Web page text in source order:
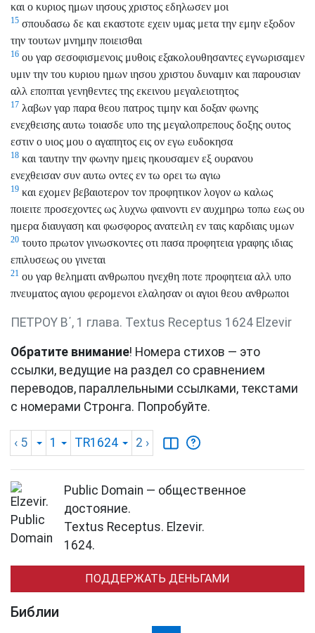
και ο κυριος ημων ιησους χριστος εδηλωσεν μοι
15 σπουδασω δε και εκαστοτε εχειν υμας μετα την εμην εξοδον
την τουτων μνημην ποιεισθαι
16 ου γαρ σεσοφισμενοις μυθοις εξακολουθησαντες εγνωρισαμεν
υμιν την του κυριου ημων ιησου χριστου δυναμιν και παρουσιαν
αλλ εποπται γενηθεντες της εκεινου μεγαλειοτητος
17 λαβων γαρ παρα θεου πατρος τιμην και δοξαν φωνης
ενεχθεισης αυτω τοιασδε υπο της μεγαλοπρεπους δοξης ουτος
εστιν ο υιος μου ο αγαπητος εις ον εγω ευδοκησα
18 και ταυτην την φωνην ημεις ηκουσαμεν εξ ουρανου
ενεχθεισαν συν αυτω οντες εν τω ορει τω αγιω
19 και εχομεν βεβαιοτερον τον προφητικον λογον ω καλως
ποιειτε προσεχοντες ως λυχνω φαινοντι εν αυχμηρω τοπω εως ου
ημερα διαυγαση και φωσφορος ανατειλη εν ταις καρδιαις υμων
20 τουτο πρωτον γινωσκοντες οτι πασα προφητεια γραφης ιδιας
επιλυσεως ου γινεται
21 ου γαρ θεληματι ανθρωπου ηνεχθη ποτε προφητεια αλλ υπο
πνευματος αγιου φερομενοι ελαλησαν οι αγιοι θεου ανθρωποι
ΠΕΤΡΟΥ Β΄, 1 глава. Textus Receptus 1624 Elzevir
Обратите внимание! Номера стихов — это
ссылки, ведущие на раздел со сравнением
переводов, параллельными ссылками, текстами
с номерами Стронга. Попробуйте.
‹ 5 1 TR1624 2 ›
Public Domain — общественное
достояние.
Textus Receptus. Elzevir.
1624.
ПОДДЕРЖАТЬ ДЕНЬГАМИ
Библии